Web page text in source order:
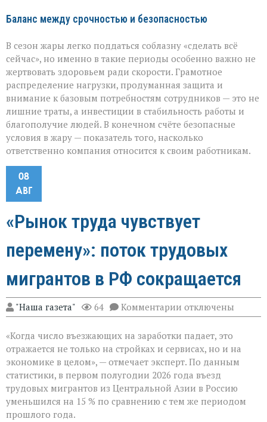
Баланс между срочностью и безопасностью
В сезон жары легко поддаться соблазну «сделать всё
сейчас», но именно в такие периоды особенно важно не
жертвовать здоровьем ради скорости. Грамотное
распределение нагрузки, продуманная защита и
внимание к базовым потребностям сотрудников — это не
лишние траты, а инвестиции в стабильность работы и
благополучие людей. В конечном счёте безопасные
условия в жару — показатель того, насколько
ответственно компания относится к своим работникам.
08
АВГ
«Рынок труда чувствует
перемену»: поток трудовых
мигрантов в РФ сокращается
"Наша газета" 64 Комментарии к
записи
труда
чувствует
перемену»:
поток
трудовых
мигрантов
в
РФ
отключены
«Когда число въезжающих на заработки падает, это
отражается не только на стройках и сервисах, но и на
экономике в целом», — отмечает эксперт. По данным
статистики, в первом полугодии 2026 года въезд
трудовых мигрантов из Центральной Азии в Россию
уменьшился на 15 % по сравнению с тем же периодом
прошлого года.